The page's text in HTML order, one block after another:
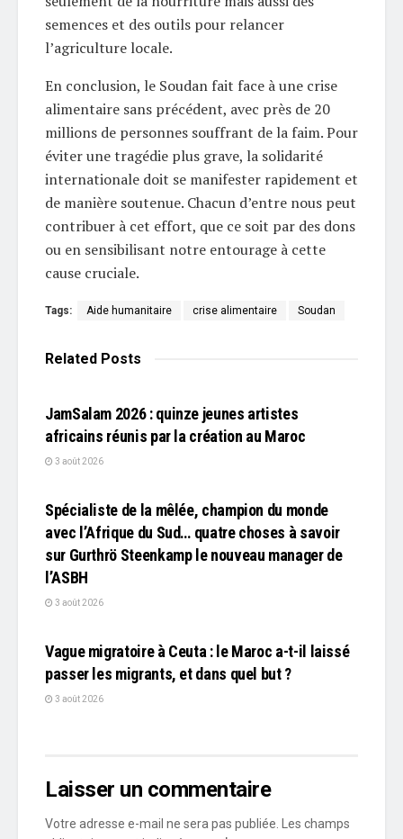
semences et des outils pour relancer
l’agriculture locale.
En conclusion, le Soudan fait face à une crise
alimentaire sans précédent, avec près de 20
millions de personnes souffrant de la faim. Pour
éviter une tragédie plus grave, la solidarité
internationale doit se manifester rapidement et
de manière soutenue. Chacun d’entre nous peut
contribuer à cet effort, que ce soit par des dons
ou en sensibilisant notre entourage à cette
cause cruciale.
Tags: Aide humanitaire crise alimentaire Soudan
Related Posts
JamSalam 2026 : quinze jeunes artistes
africains réunis par la création au Maroc
3 août 2026
Spécialiste de la mêlée, champion du monde
avec l’Afrique du Sud… quatre choses à savoir
sur Gurthrö Steenkamp le nouveau manager de
l’ASBH
3 août 2026
Vague migratoire à Ceuta : le Maroc a-t-il laissé
passer les migrants, et dans quel but ?
3 août 2026
Laisser un commentaire
Votre adresse e-mail ne sera pas publiée.
Les champs